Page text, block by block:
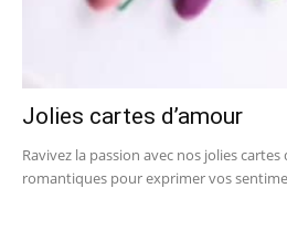
Jolies cartes d’amour
Ravivez la passion avec nos jolies
romantiques pour exprimer vos